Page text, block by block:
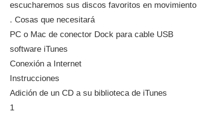
escucharemos sus discos favoritos en movimiento
. Cosas que necesitará
PC o Mac de conector Dock para cable USB
software iTunes
Conexión a Internet
Instrucciones
Adición de un CD a su biblioteca de iTunes
1